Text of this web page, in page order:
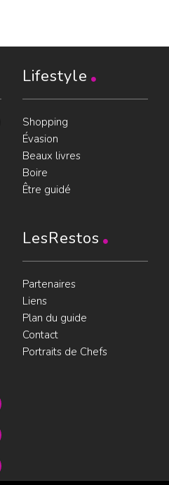
Lifestyle
Shopping
Évasion
Beaux livres
Boire
Être guidé
LesRestos
Partenaires
Liens
Plan du guide
Contact
Portraits de Chefs